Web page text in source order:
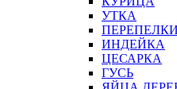
УТКА
ПЕРЕПЕЛКИ
ИНДЕЙКА
ЦЕСАРКА
ГУСЬ